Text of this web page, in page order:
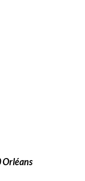
Orléans